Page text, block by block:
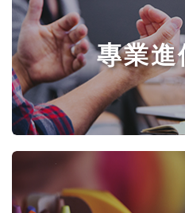
專業進